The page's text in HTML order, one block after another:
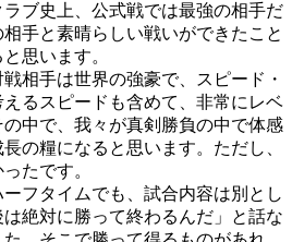
ブ史上、公式戦では最強の相手だ
手と素晴らしい戦いができたこと
思います。
相手は世界の強豪で、スピード・
るスピードも含めて、非常にレベ
中で、我々が真剣勝負の中で体感
の糧になると思います。ただし、
たです。
フタイムでも、試合内容は別とし
絶対に勝って終わるんだ」と話な